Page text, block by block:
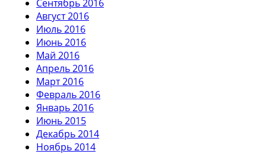
Сентябрь 2016
Август 2016
Июль 2016
Июнь 2016
Май 2016
Апрель 2016
Март 2016
Февраль 2016
Январь 2016
Июнь 2015
Декабрь 2014
Ноябрь 2014